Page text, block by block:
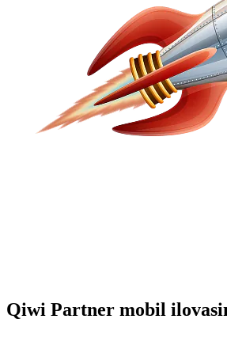
Qiwi Partner mobil